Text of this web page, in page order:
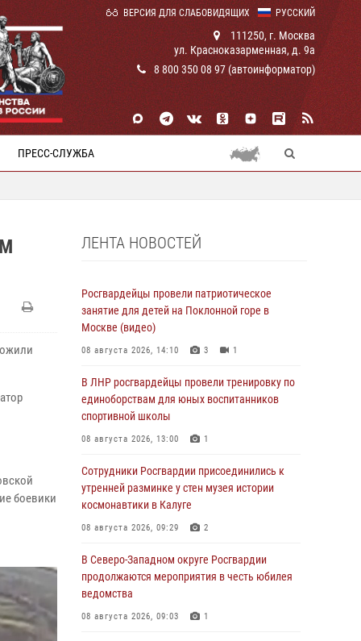
РУССКИЙ
ВЕРСИЯ ДЛЯ СЛАБОВИДЯЩИХ
111250, г. Москва
ул. Красноказарменная, д. 9а
8 800 350 08 97 (автоинформатор)
ПРЕСС-СЛУЖБА
боевики
ЛЕНТА НОВОСТЕЙ
Росгвардейцы провели патриотическое
занятие для детей на Поклонной горе в
Москве (видео)
08 августа 2026, 14:10 3 1
В ЛНР росгвардейцы провели тренировку по
единоборствам для юных воспитанников
спортивной школы
08 августа 2026, 13:00 1
Сотрудники Росгвардии присоединились к
утренней разминке у стен музея истории
космонавтики в Калуге
08 августа 2026, 09:29 2
В Северо-Западном округе Росгвардии
продолжаются мероприятия в честь юбилея
ведомства
08 августа 2026, 09:03 1